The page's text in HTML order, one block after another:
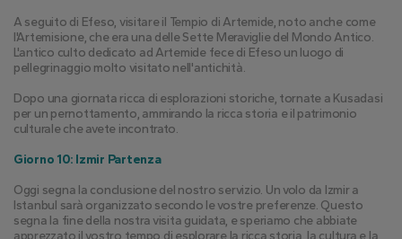
A seguito di Efeso, visitare il Tempio di Artemide, noto anche come
l'Artemisione, che era una delle Sette Meraviglie del Mondo Antico.
L'antico culto dedicato ad Artemide fece di Efeso un luogo di
pellegrinaggio molto visitato nell'antichità.
Dopo una giornata ricca di esplorazioni storiche, tornate a Kusadasi
per un pernottamento, ammirando la ricca storia e il patrimonio
culturale che avete incontrato.
Giorno 10: Izmir Partenza
Oggi segna la conclusione del nostro servizio. Un volo da Izmir a
Istanbul sarà organizzato secondo le vostre preferenze. Questo
segna la fine della nostra visita guidata, e speriamo che abbiate
apprezzato il vostro tempo di esplorare la ricca storia, la cultura e la